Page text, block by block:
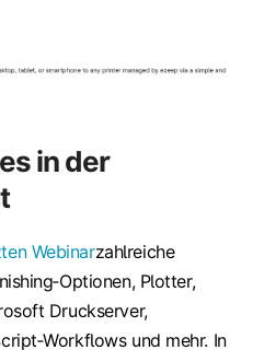
in der
Webinarzahlreiche
Plotter,
Druckserver,
und mehr. In